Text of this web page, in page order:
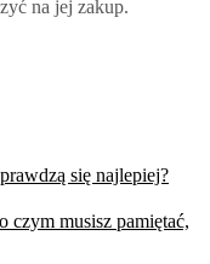
na jej zakup.
się najlepiej?
czym musisz pamiętać,